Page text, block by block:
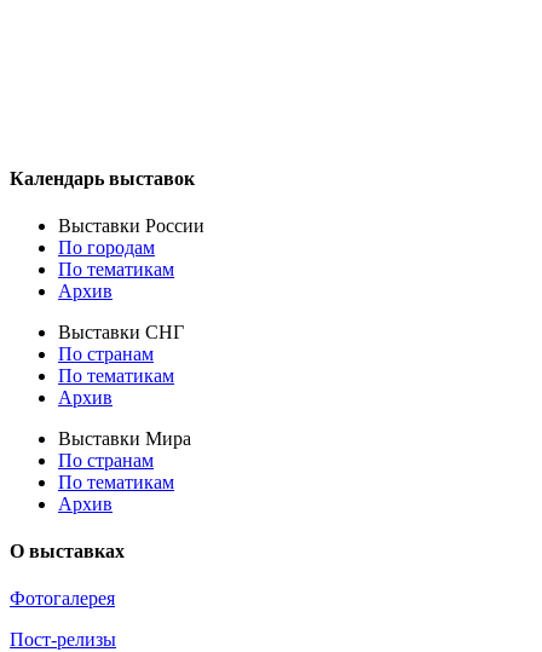
Календарь выставок
Выставки России
По городам
По тематикам
Архив
Выставки СНГ
По странам
По тематикам
Архив
Выставки Мира
По странам
По тематикам
Архив
О выставках
Фотогалерея
Пост-релизы